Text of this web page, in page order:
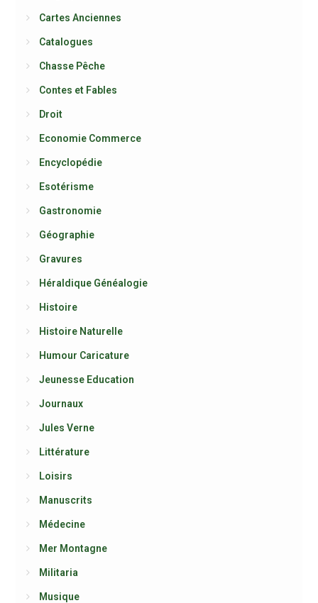
Cartes Anciennes
Catalogues
Chasse Pêche
Contes et Fables
Droit
Economie Commerce
Encyclopédie
Esotérisme
Gastronomie
Géographie
Gravures
Héraldique Généalogie
Histoire
Histoire Naturelle
Humour Caricature
Jeunesse Education
Journaux
Jules Verne
Littérature
Loisirs
Manuscrits
Médecine
Mer Montagne
Militaria
Musique